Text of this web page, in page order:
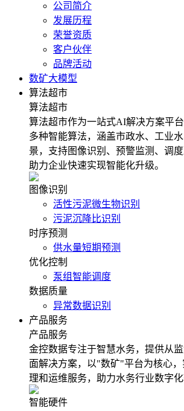
公司简介
发展历程
荣誉资质
客户伙伴
品牌活动
数矿大模型
算法超市
算法超市
算法超市作为一站式AI解决方案平
多种智能算法，涵盖市政水、工业
景，支持图像识别、预警监测、调度
助力企业快速实现智能化升级。
图像识别
活性污泥微生物识别
污泥沉降比识别
时序预测
供水量短期预测
优化控制
泵组智能调度
数据质量
异常数据识别
产品服务
产品服务
金控数据专注于智慧水务，提供从
面解决方案，以"数矿"平台为核心
理和运维服务，助力水务行业数字化
智能硬件